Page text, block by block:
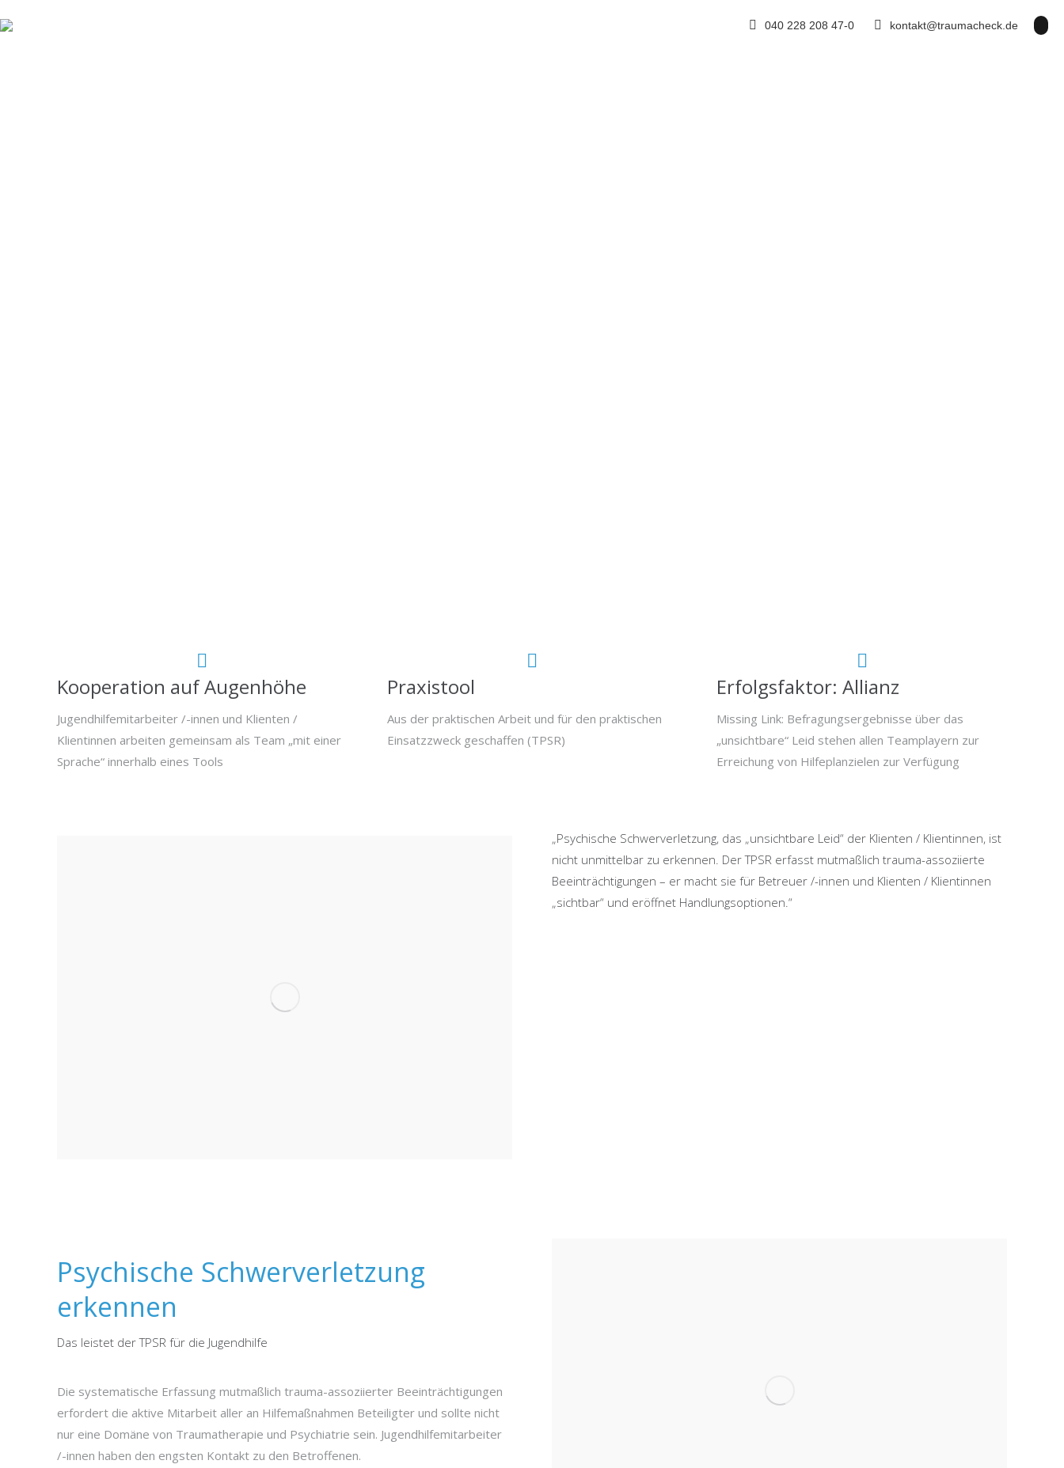
040 228 208 47-0 kontakt@traumacheck.de
Kooperation auf Augenhöhe
Jugendhilfemitarbeiter /-innen und Klienten /
Klientinnen arbeiten gemeinsam als Team „mit einer
Sprache“ innerhalb eines Tools
Praxistool
Aus der praktischen Arbeit und für den praktischen
Einsatzzweck geschaffen (TPSR)
Erfolgsfaktor: Allianz
Missing Link: Befragungsergebnisse über das
„unsichtbare“ Leid stehen allen Teamplayern zur
Erreichung von Hilfeplanzielen zur Verfügung
„Psychische Schwerverletzung, das „unsichtbare Leid“ der Klienten / Klientinnen, ist
nicht unmittelbar zu erkennen. Der TPSR erfasst mutmaßlich trauma-assoziierte
Beeinträchtigungen – er macht sie für Betreuer /-innen und Klienten / Klientinnen
„sichtbar“ und eröffnet Handlungsoptionen.“
Psychische Schwerverletzung
erkennen
Das leistet der TPSR für die Jugendhilfe
Die systematische Erfassung mutmaßlich trauma-assoziierter Beeinträchtigungen
erfordert die aktive Mitarbeit aller an Hilfemaßnahmen Beteiligter und sollte nicht
nur eine Domäne von Traumatherapie und Psychiatrie sein. Jugendhilfemitarbeiter
/-innen haben den engsten Kontakt zu den Betroffenen.